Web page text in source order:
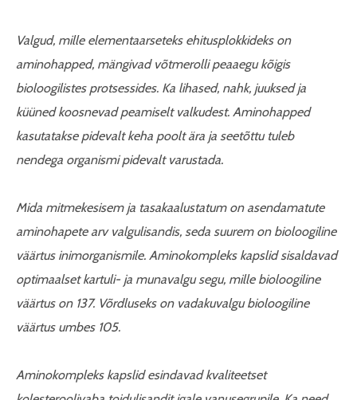
Valgud, mille elementaarseteks ehitusplokkideks on
aminohapped, mängivad võtmerolli peaaegu kõigis
bioloogilistes protsessides. Ka lihased, nahk, juuksed ja
küüned koosnevad peamiselt valkudest. Aminohapped
kasutatakse pidevalt keha poolt ära ja seetõttu tuleb
nendega organismi pidevalt varustada.
Mida mitmekesisem ja tasakaalustatum on asendamatute
aminohapete arv valgulisandis, seda suurem on bioloogiline
väärtus inimorganismile. Aminokompleks kapslid sisaldavad
optimaalset kartuli- ja munavalgu segu, mille bioloogiline
väärtus on 137. Võrdluseks on vadakuvalgu bioloogiline
väärtus umbes 105.
Aminokompleks kapslid esindavad kvaliteetset